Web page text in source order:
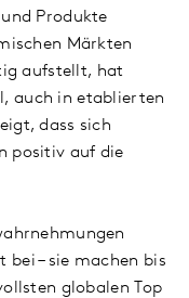
Produkte
Märkten
aufstellt, hat
auch in etablierten
dass sich
positiv auf die
– sie machen bis
globalen Top